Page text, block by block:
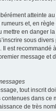
atteinte
et, en
mettre en danger
sous
Il est recommandé
message et
tout inscrit
dans ce
de très